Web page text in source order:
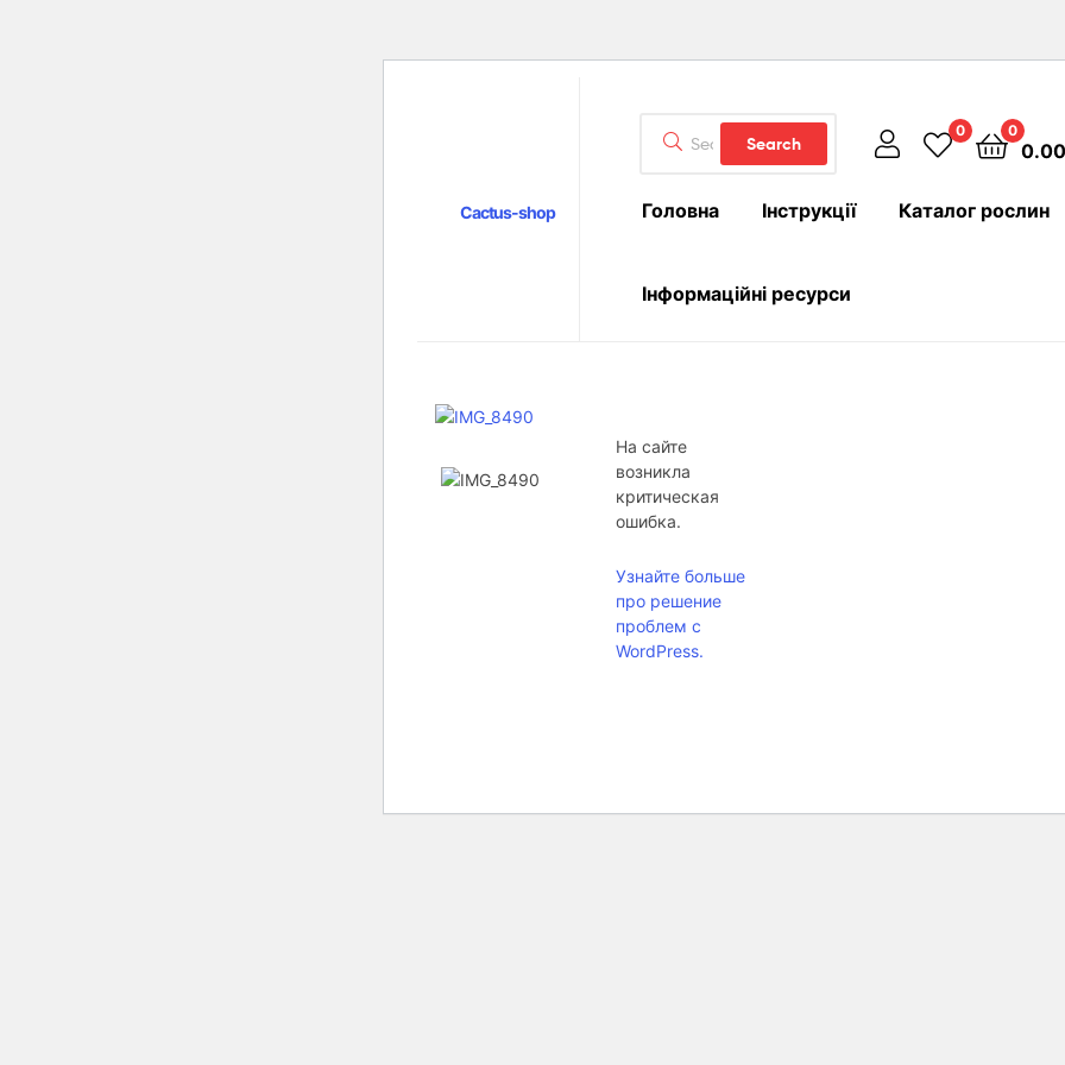
Cactus-shop
for:
Search
0 0
0.00
Головна Інструкції Каталог рослин
Інформаційні ресурси
На сайте
возникла
критическая
ошибка.
Узнайте больше
про решение
проблем с
WordPress.